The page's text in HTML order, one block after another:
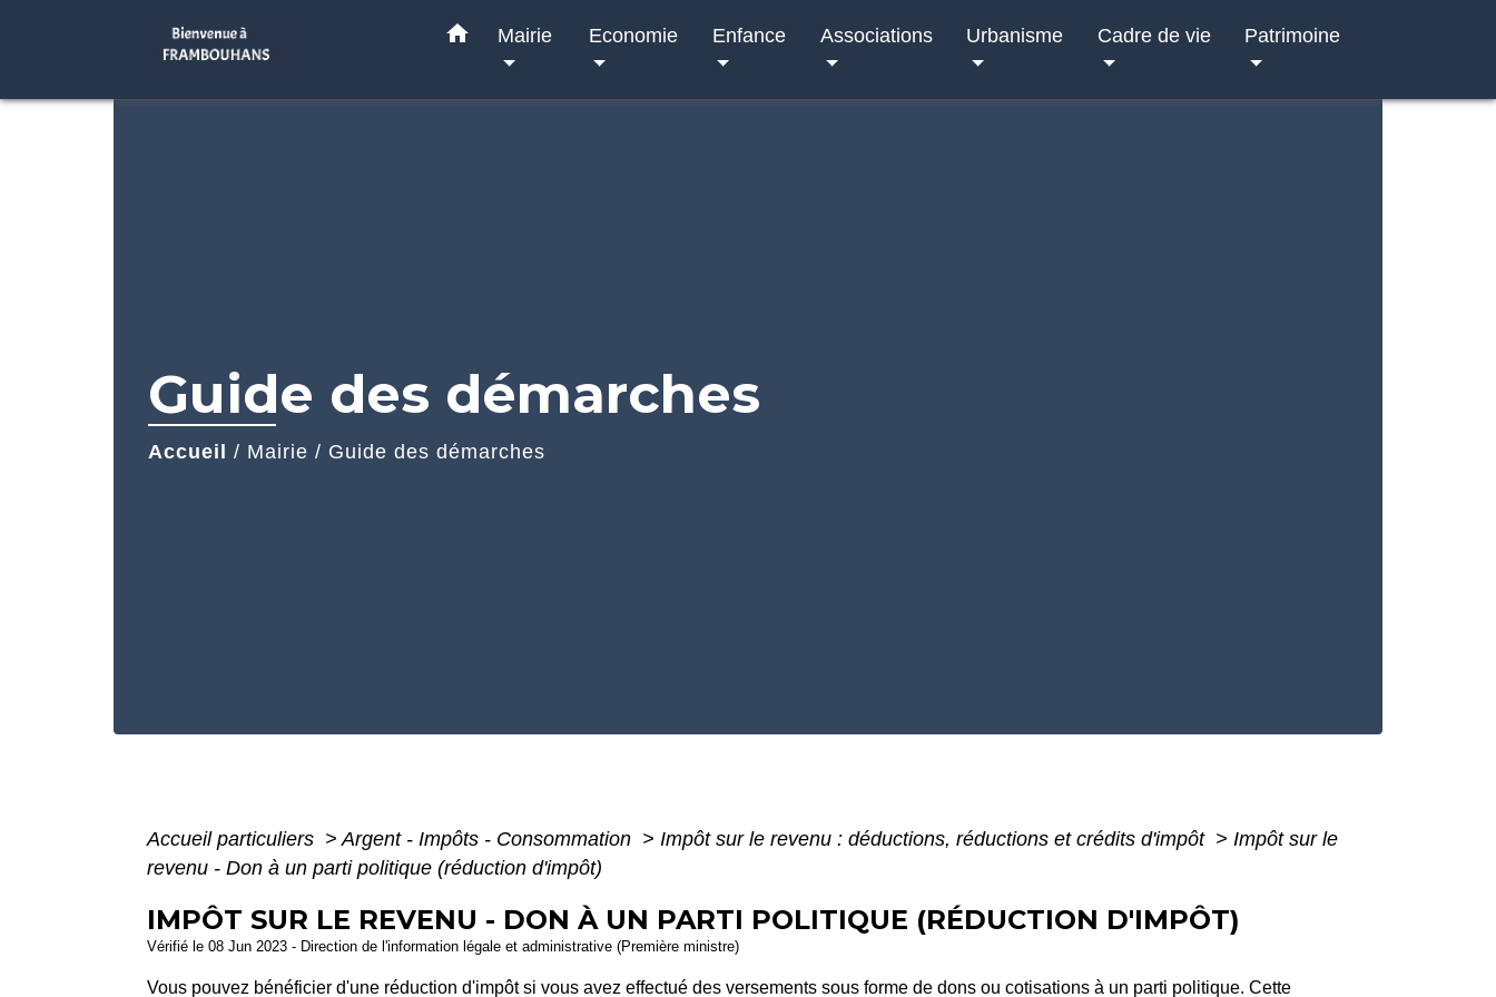
home Mairie Economie Enfance Associations Urbanisme Cadre de vie Patrimoine
Guide des démarches
Accueil / Mairie / Guide des démarches
Accueil particuliers > Argent - Impôts - Consommation > Impôt sur le revenu : déductions, réductions et crédits d'impôt > Impôt sur le
revenu - Don à un parti politique (réduction d'impôt)
IMPÔT SUR LE REVENU - DON À UN PARTI POLITIQUE (RÉDUCTION D'IMPÔT)
Vérifié le 08 Jun 2023 - Direction de l'information légale et administrative (Première ministre)
Vous pouvez bénéficier d'une réduction d'impôt si vous avez effectué des versements sous forme de dons ou cotisations à un parti politique. Cette